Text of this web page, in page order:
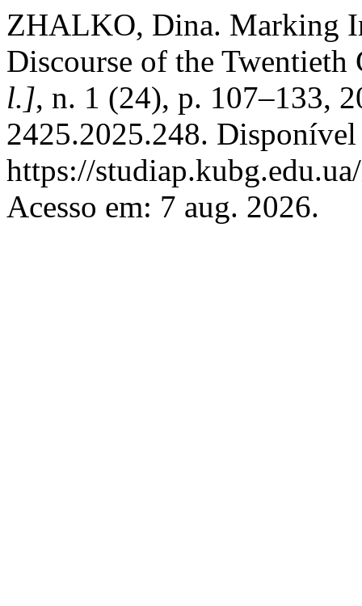
ZHALKO, Dina. Marking
Discourse of the
l.], n. 1 (24), p. 107–133,
2425.2025.248. Disponível
https://
Acesso em: 7 aug. 2026.